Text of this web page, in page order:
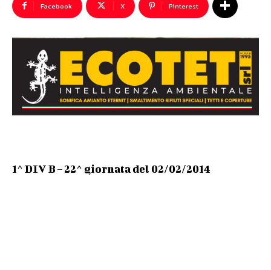
Facebook X Pinterest
1^ DIV B – 22^ giornata del 02/02/2014